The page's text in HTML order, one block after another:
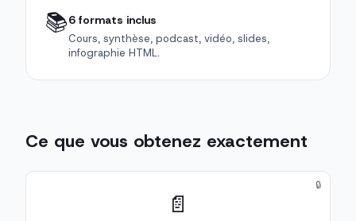
📚6 formats inclus
Cours, synthèse, podcast, vidéo, slides,
infographie HTML.
Ce que vous obtenez exactement
📄
🔒